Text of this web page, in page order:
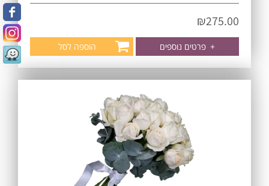
₪275.00
+ פרטים נוספים הוספה לסל